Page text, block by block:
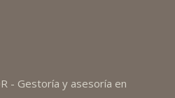
- Gestoría y asesoría en